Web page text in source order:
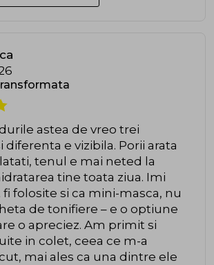
astea de vreo trei
diferenta e vizibila. Porii arata
tenul e mai neted la
tine toata ziua. Imi
folosite si ca mini-masca, nu
de tonifiere – e o optiune
o apreciez. Am primit si
in colet, ceea ce m-a
mai ales ca una dintre ele